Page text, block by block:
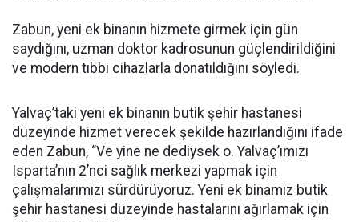
Zabun, yeni ek binanın hizmete girmek için gün
saydığını, uzman doktor kadrosunun güçlendirildiğini
ve modern tıbbi cihazlarla donatıldığını söyledi.
Yalvaç’taki yeni ek binanın butik şehir hastanesi
düzeyinde hizmet verecek şekilde hazırlandığını ifade
eden Zabun, “Ve yine ne dediysek o. Yalvaç’ımızı
Isparta’nın 2’nci sağlık merkezi yapmak için
çalışmalarımızı sürdürüyoruz. Yeni ek binamız butik
şehir hastanesi düzeyinde hastalarını ağırlamak için